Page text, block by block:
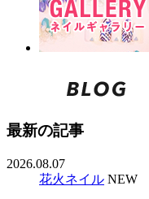
最新の記事
2026.08.07
花火ネイル NEW